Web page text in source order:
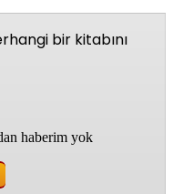
bir kitabını
haberim yok